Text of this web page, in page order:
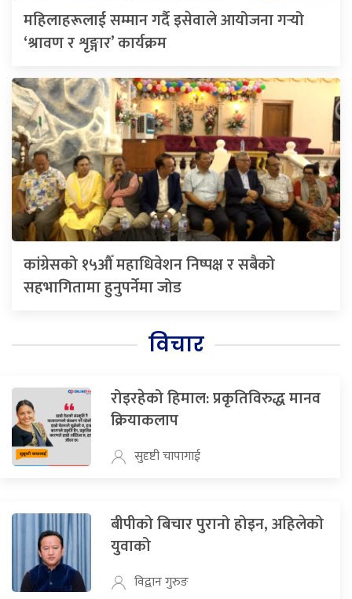
महिलाहरूलाई सम्मान गर्दै इसेवाले आयोजना गर्‍यो
‘श्रावण र शृङ्गार’ कार्यक्रम
कांग्रेसको १५औँ महाधिवेशन निष्पक्ष र सबैको
सहभागितामा हुनुपर्नेमा जोड
विचार
रोइरहेको हिमाल: प्रकृतिविरुद्ध मानव
क्रियाकलाप
सुदृष्टी चापागाई
बीपीको बिचार पुरानो होइन, अहिलेको
युवाको
विद्वान गुरुङ